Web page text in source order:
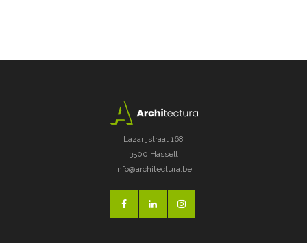
Lazarijstraat 168
3500 Hasselt
info@architectura.be